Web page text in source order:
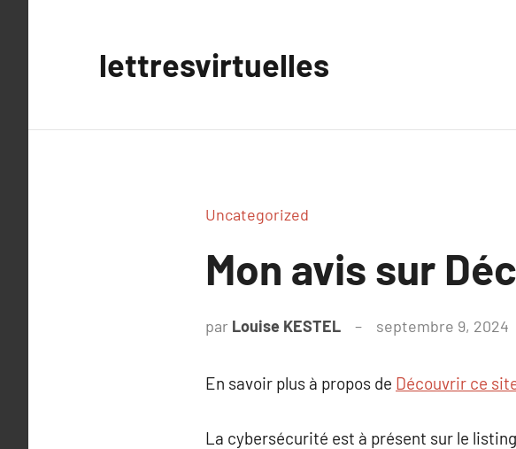
lettresvirtuelles
Uncategorized
Mon avis sur
par Louise KESTEL septembre 9, 2024
En savoir plus à propos de Découvrir ce
La cybersécurité est à présent sur le